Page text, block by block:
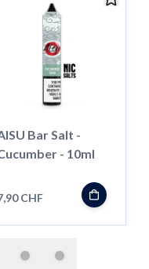
Bar Salt -
- 10ml
CHF